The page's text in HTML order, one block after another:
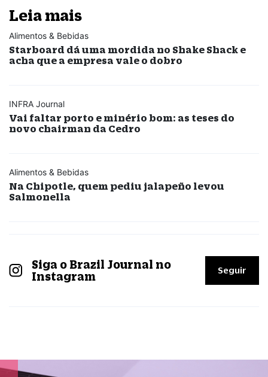
Leia mais
Alimentos & Bebidas
Starboard dá uma mordida no Shake Shack e
acha que a empresa vale o dobro
INFRA Journal
Vai faltar porto e minério bom: as teses do
novo chairman da Cedro
Alimentos & Bebidas
Na Chipotle, quem pediu jalapeño levou
Salmonella
Siga o Brazil Journal no
Instagram
Seguir